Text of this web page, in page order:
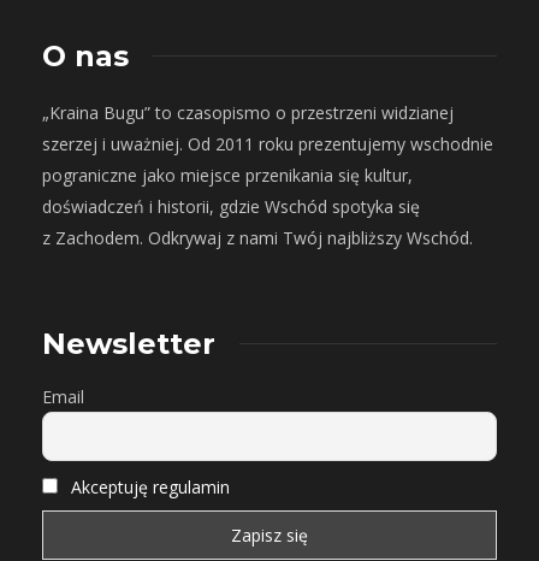
O nas
„Kraina Bugu” to czasopismo o przestrzeni widzianej
szerzej i uważniej. Od 2011 roku prezentujemy wschodnie
pograniczne jako miejsce przenikania się kultur,
doświadczeń i historii, gdzie Wschód spotyka się
z Zachodem. Odkrywaj z nami Twój najbliższy Wschód.
Newsletter
Email
Akceptuję regulamin